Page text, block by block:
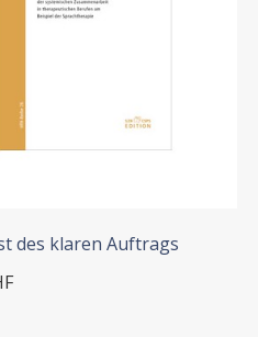
des klaren Auftrags